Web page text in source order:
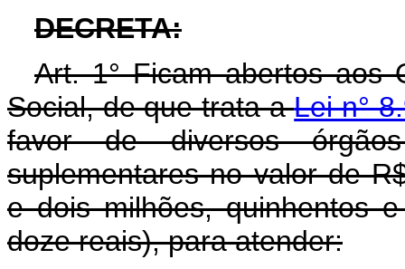
DECRETA:
Art. 1° Ficam abertos aos
Social, de que trata aLei n°
favor de diversos
suplementares no valor de
e dois milhões, quinhentos
doze reais), para atender: